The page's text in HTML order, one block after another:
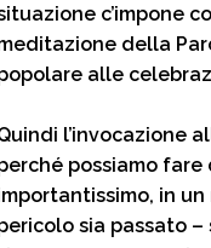
c’impone
della
alle
l’invocazione
possiamo fare
in
sia passato –